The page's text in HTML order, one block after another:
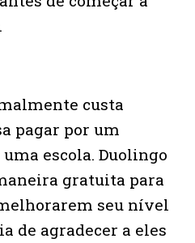
custa
pagar por um
escola. Duolingo
gratuita para
seu nível
de agradecer a eles